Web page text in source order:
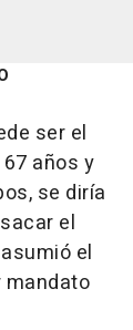
ser el
años y
se diría
el
el
mandato